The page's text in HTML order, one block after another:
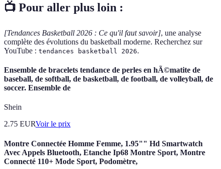
📺 Pour aller plus loin :
[Tendances Basketball 2026 : Ce qu'il faut savoir], une analyse
complète des évolutions du basketball moderne. Recherchez sur
YouTube : tendances basketball 2026.
Ensemble de bracelets tendance de perles en hÃ©matite de
baseball, de softball, de basketball, de football, de volleyball, de
soccer. Ensemble de
Shein
2.75 EURVoir le prix
Montre Connectée Homme Femme, 1.95"" Hd Smartwatch
Avec Appels Bluetooth, Etanche Ip68 Montre Sport, Montre
Connecté 110+ Mode Sport, Podomètre,